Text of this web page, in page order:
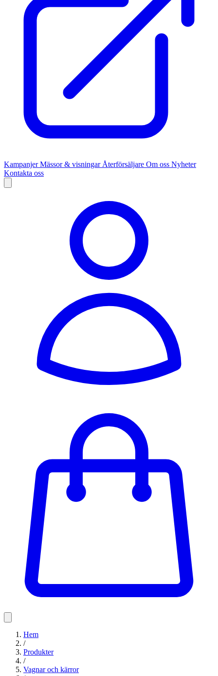
KampanjerMässor & visningar Återförsäljare Om oss Nyheter
Kontakta oss
Hem
/
Produkter
/
Vagnar och kärror